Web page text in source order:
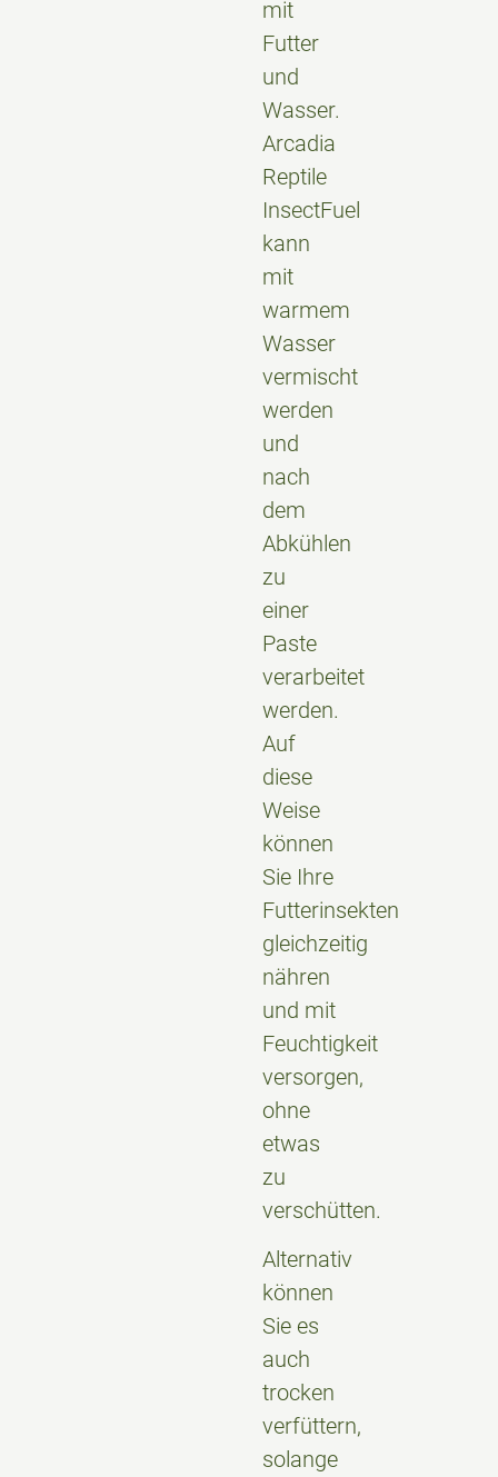
mit
Futter
und
Wasser.
Arcadia
Reptile
InsectFuel
kann
mit
warmem
Wasser
vermischt
werden
und
nach
dem
Abkühlen
zu
einer
Paste
verarbeitet
werden.
Auf
diese
Weise
können
Sie Ihre
Futterinsekten
gleichzeitig
nähren
und mit
Feuchtigkeit
versorgen,
ohne
etwas
zu
verschütten.
Alternativ
können
Sie es
auch
trocken
verfüttern,
solange